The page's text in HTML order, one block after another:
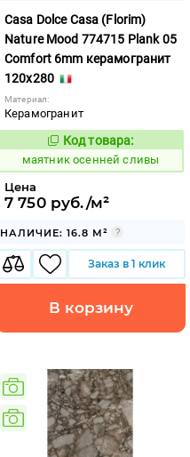
Casa Dolce Casa (Florim)
Nature Mood 774715 Plank 05
Comfort 6mm керамогранит
120x280
Материал:
Керамогранит
930261
Код товара:
маятник осенней сливы
Цена
7 750 руб./м²
НАЛИЧИЕ: 16.8 М²
Заказ в 1 клик
В корзину